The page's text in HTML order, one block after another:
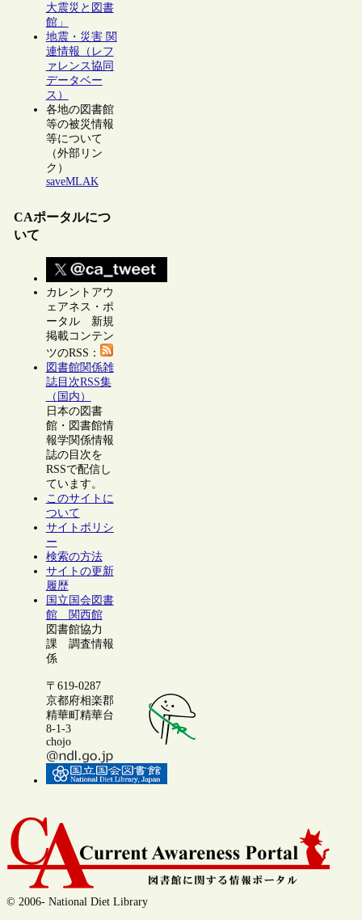
大震災と図書
館」
地震・災害 関
連情報（レフ
ァレンス協同
データベー
ス）
各地の図書館
等の被災情報
等について
（外部リン
ク）
saveMLAK
CAポータルにつ
いて
カレントアウ
ェアネス・ポ
ータル 新規
掲載コンテン
ツのRSS：
図書館関係雑
誌目次RSS集
（国内）
日本の図書
館・図書館情
報学関係情報
誌の目次を
RSSで配信し
ています。
このサイトに
ついて
サイトポリシ
ー
検索の方法
サイトの更新
履歴
国立国会図書
館 関西館
図書館協力
課 調査情報
係
〒619-0287
京都府相楽郡
精華町精華台
8-1-3
chojo
© 2006- National Diet Library